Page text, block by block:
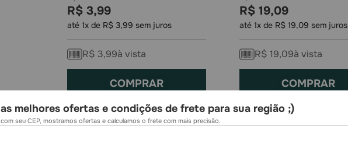
R$ 3,99
até 1x de R$ 3,99 sem juros
R$ 3,99à vista
COMPRAR
R$ 19,09
até 1x de R$ 19,09 sem juros
R$ 19,09à vista
COMPRAR
as melhores ofertas e condições de frete para sua região ;)
com seu CEP, mostramos ofertas e calculamos o frete com mais precisão.